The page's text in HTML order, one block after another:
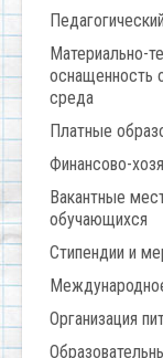
Материально-
оснащенность
среда
Платные
Финансово-
Вакантные
обучающихся
Стипендии и
Организация